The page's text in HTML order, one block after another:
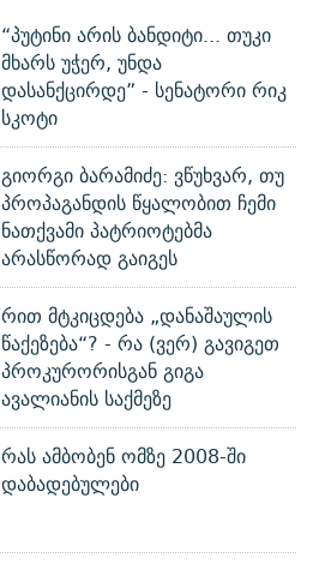
“პუტინი არის ბანდიტი... თუკი
მხარს უჭერ, უნდა
დასანქცირდე” - სენატორი რიკ
სკოტი
გიორგი ბარამიძე: ვწუხვარ, თუ
პროპაგანდის წყალობით ჩემი
ნათქვამი პატრიოტებმა
არასწორად გაიგეს
რით მტკიცდება „დანაშაულის
წაქეზება“? - რა (ვერ) გავიგეთ
პროკურორისგან გიგა
ავალიანის საქმეზე
რას ამბობენ ომზე 2008-ში
დაბადებულები